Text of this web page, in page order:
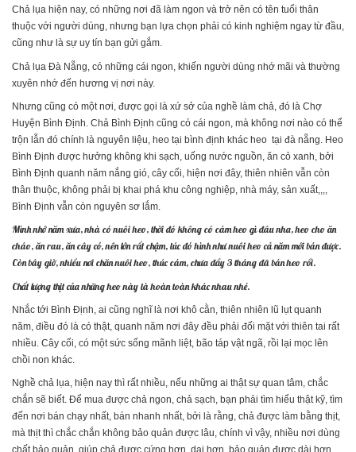
Chả lụa hiện nay, có những nơi đã làm ngon và trở nên có tên tuổi thân
thuộc với người dùng, nhưng bạn lựa chọn phải có kinh nghiệm ngay từ đầu,
cũng như là sự uy tín bạn gửi gắm.
Chả lụa Đà Nẵng, có những cái ngon, khiến người dùng nhớ mãi và thường
xuyên nhớ đến hương vị nơi này.
Nhưng cũng có một nơi, được gọi là xứ sở của nghề làm chả, đó là Chợ
Huyện Bình Định. Chả Bình Định cũng có cái ngon, mà không nơi nào có thể
trộn lẫn đó chính là nguyên liệu, heo tại bình định khác heo tại đà nẵng. Heo
Bình Định được hưởng không khi sạch, uống nước nguồn, ăn cỏ xanh, bởi
Bình Định quanh năm nắng gió, cây cối, hiện nơi đây, thiên nhiên vẫn còn
thân thuộc, không phải bị khai phá khu công nghiệp, nhà máy, sản xuất,,,,
Bình Định vẫn còn nguyên sơ lắm.
Mình nhớ năm xưa, nhà có nuôi heo, thời đó không có cám heo gì đâu nha, heo cho ăn
cháo, ăn rau, ăn cây cỏ, nên lớn rất chậm, lúc đó hình như nuôi heo cả năm mới bán được.
Còn bây giờ, nhiều nơi chăn nuôi heo, thúc cám, chưa đầy 3 tháng đã bán heo rồi.
Chất lượng thịt của những heo này là hoàn toàn khác nhau nhé.
Nhắc tới Bình Định, ai cũng nghĩ là nơi khô cằn, thiên nhiên lũ lụt quanh
năm, điều đó là có thật, quanh năm nơi đây đều phải đối mặt với thiên tai rất
nhiều. Cây cối, có một sức sống mãnh liệt, bão táp vật ngã, rồi lại mọc lên
chồi non khác.
Nghề chả lụa, hiện nay thì rất nhiều, nếu những ai thật sự quan tâm, chắc
chắn sẽ biết. Để mua được chả ngon, chả sạch, bạn phải tìm hiểu thật kỹ, tìm
đến nơi bán chạy nhất, bán nhanh nhất, bởi là rằng, chả được làm bằng thịt,
mà thịt thì chắc chắn không bảo quản được lâu, chính vì vậy, nhiều nơi dùng